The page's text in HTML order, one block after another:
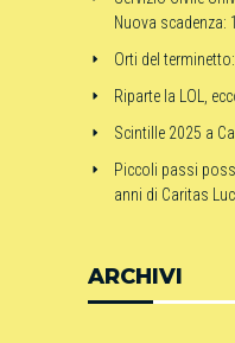
Nuova scadenza:
Orti del
Riparte la LOL,
Scintille 2025 a
Piccoli passi
anni di Caritas
ARCHIVI